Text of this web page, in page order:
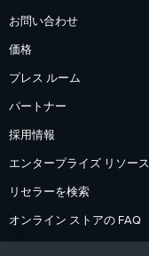
お問い合わせ
価格
プレス ルーム
パートナー
採用情報
エンタープライズ リソース
リセラーを検索
オンライン ストアの FAQ